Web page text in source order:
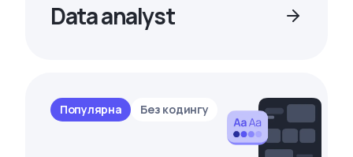
Data analyst
Популярна Без кодингу